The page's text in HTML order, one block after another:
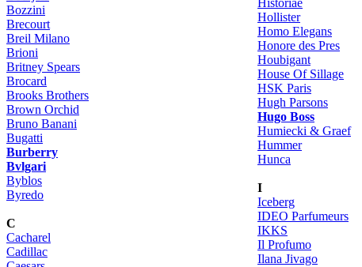
Bozzini
Brecourt
Breil Milano
Brioni
Britney Spears
Brocard
Brooks Brothers
Brown Orchid
Bruno Banani
Bugatti
Burberry
Bvlgari
Byblos
Byredo
C
Cacharel
Cadillac
Historiae
Hollister
Homo Elegans
Honore des Pres
Houbigant
House Of Sillage
HSK Paris
Hugh Parsons
Hugo Boss
Humiecki & Graef
Hummer
Hunca
I
Iceberg
IDEO Parfumeurs
IKKS
Il Profumo
Ilana Jivago